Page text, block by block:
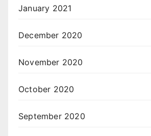
January 2021
December 2020
November 2020
October 2020
September 2020